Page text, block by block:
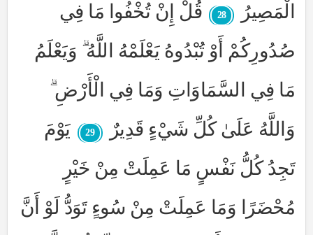
الْمَصِيرُ
28
قُلْ إِنْ تُخْفُوا مَا فِي
صُدُورِكُمْ أَوْ تُبْدُوهُ يَعْلَمْهُ اللَّهُ ۗ وَيَعْلَمُ
مَا فِي السَّمَاوَاتِ وَمَا فِي الْأَرْضِ ۗ
وَاللَّهُ عَلَىٰ كُلِّ شَيْءٍ قَدِيرٌ
29
يَوْمَ
تَجِدُ كُلُّ نَفْسٍ مَا عَمِلَتْ مِنْ خَيْرٍ
مُحْضَرًا وَمَا عَمِلَتْ مِنْ سُوءٍ تَوَدُّ لَوْ أَنَّ